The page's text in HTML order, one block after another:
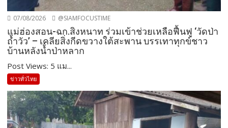
07/08/2026 @SIAMFOCUSTIME
แม่ฮ่องสอน-ฉก.สิงหนาท ร่วมเข้าช่วยเหลือฟื้นฟู ‘วัดป่า
ถ้ำวัว’ – เคลียสิ่งกีดขวางใต้สะพาน บรรเทาทุกข์ชาว
บ้านหลังน้ำป่าหลาก
Post Views: 5 แม...
ข่าวทั่วไทย